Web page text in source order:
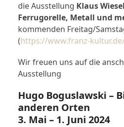
die Ausstellung Klaus
Ferrugorelle, Metall und
kommenden Freitag/
(https://www.franz-
Wir freuen uns auf die
Ausstellung
Hugo Boguslawski –
anderen Orten
3. Mai – 1. Juni 2024